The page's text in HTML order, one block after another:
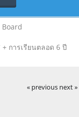
การเรียนตลอด 6 ปี
« previous next »